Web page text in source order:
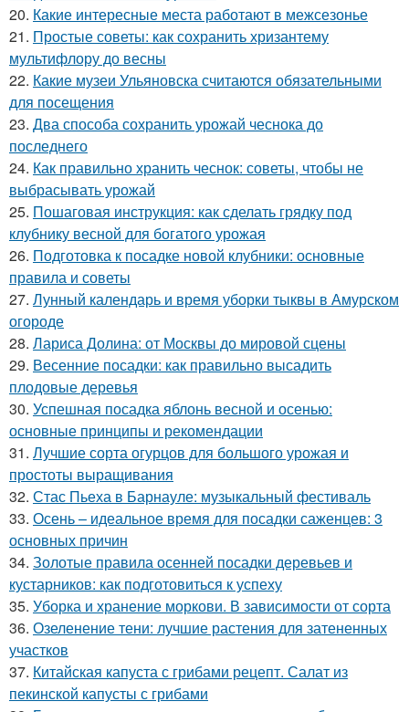
20. Какие интересные места работают в межсезонье
21. Простые советы: как сохранить хризантему
мультифлору до весны
22. Какие музеи Ульяновска считаются обязательными
для посещения
23. Два способа сохранить урожай чеснока до
последнего
24. Как правильно хранить чеснок: советы, чтобы не
выбрасывать урожай
25. Пошаговая инструкция: как сделать грядку под
клубнику весной для богатого урожая
26. Подготовка к посадке новой клубники: основные
правила и советы
27. Лунный календарь и время уборки тыквы в Амурском
огороде
28. Лариса Долина: от Москвы до мировой сцены
29. Весенние посадки: как правильно высадить
плодовые деревья
30. Успешная посадка яблонь весной и осенью:
основные принципы и рекомендации
31. Лучшие сорта огурцов для большого урожая и
простоты выращивания
32. Стас Пьеха в Барнауле: музыкальный фестиваль
33. Осень – идеальное время для посадки саженцев: 3
основных причин
34. Золотые правила осенней посадки деревьев и
кустарников: как подготовиться к успеху
35. Уборка и хранение моркови. В зависимости от сорта
36. Озеленение тени: лучшие растения для затененных
участков
37. Китайская капуста с грибами рецепт. Салат из
пекинской капусты с грибами